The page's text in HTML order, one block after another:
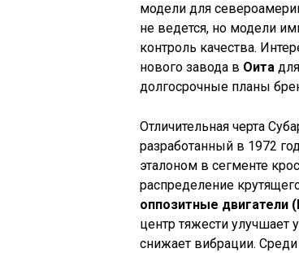
модели для
не ведется, но модели
контроль качества.
нового завода в Оита
долгосрочные планы
Отличительная черта
разработанный в 1972
эталоном в сегменте
распределение
оппозитные двигатели
центр тяжести улучшает
снижает вибрации.